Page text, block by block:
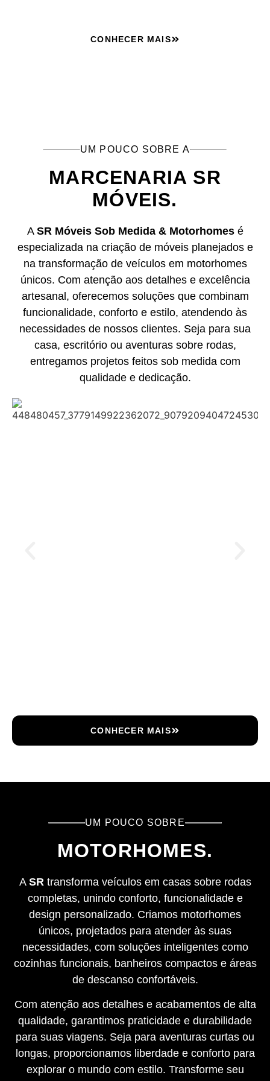
CONHECER MAIS
UM POUCO SOBRE A
MARCENARIA SR
MÓVEIS.
A SR Móveis Sob Medida & Motorhomesé
especializada na criação de móveis planejados e
na transformação de veículos em motorhomes
únicos. Com atenção aos detalhes e excelência
artesanal, oferecemos soluções que combinam
funcionalidade, conforto e estilo, atendendo às
necessidades de nossos clientes. Seja para sua
casa, escritório ou aventuras sobre rodas,
entregamos projetos feitos sob medida com
qualidade e dedicação.
CONHECER MAIS
UM POUCO SOBRE
MOTORHOMES.
A SRtransforma veículos em casas sobre rodas
completas, unindo conforto, funcionalidade e
design personalizado. Criamos motorhomes
únicos, projetados para atender às suas
necessidades, com soluções inteligentes como
cozinhas funcionais, banheiros compactos e áreas
de descanso confortáveis.
Com atenção aos detalhes e acabamentos de alta
qualidade, garantimos praticidade e durabilidade
para suas viagens. Seja para aventuras curtas ou
longas, proporcionamos liberdade e conforto para
explorar o mundo com estilo. Transforme seu